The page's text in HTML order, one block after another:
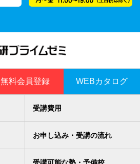
WEBカタログ
無料会員登録
受講費用
お申し込み・受講の流れ